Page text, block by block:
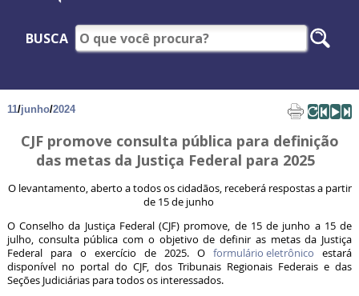
BUSCA
11/junho/2024
CJF promove consulta pública para definição
das metas da Justiça Federal para 2025
O levantamento, aberto a todos os cidadãos, receberá respostas a partir
de 15 de junho
O Conselho da Justiça Federal (CJF) promove, de 15 de junho a 15 de
julho, consulta pública com o objetivo de definir as metas da Justiça
Federal para o exercício de 2025. Oformulário eletrônico estará
disponível no portal do CJF, dos Tribunais Regionais Federais e das
Seções Judiciárias para todos os interessados.